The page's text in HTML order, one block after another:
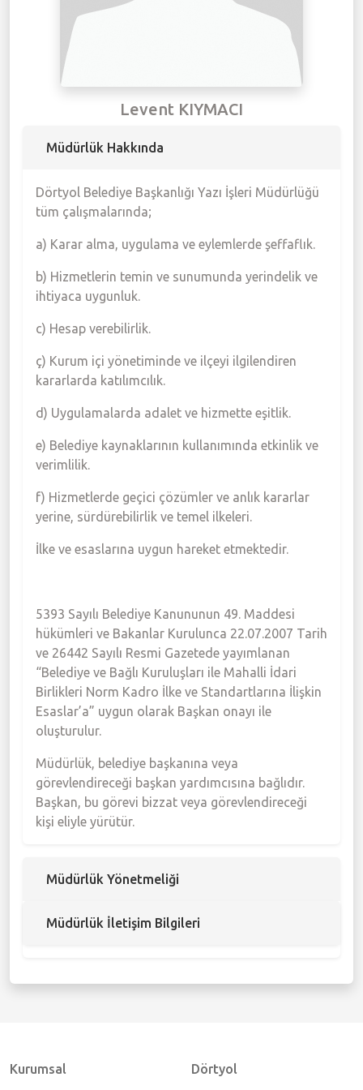
Meclis Gündemi
Muhtarlıklar
Levent KIYMACI
Müdürlük Hakkında
Dörtyol Belediye Başkanlığı Yazı İşleri Müdürlüğü
tüm çalışmalarında;
a) Karar alma, uygulama ve eylemlerde şeffaflık.
b) Hizmetlerin temin ve sunumunda yerindelik ve
ihtiyaca uygunluk.
c) Hesap verebilirlik.
ç) Kurum içi yönetiminde ve ilçeyi ilgilendiren
kararlarda katılımcılık.
d) Uygulamalarda adalet ve hizmette eşitlik.
e) Belediye kaynaklarının kullanımında etkinlik ve
verimlilik.
f) Hizmetlerde geçici çözümler ve anlık kararlar
yerine, sürdürebilirlik ve temel ilkeleri.
İlke ve esaslarına uygun hareket etmektedir.
5393 Sayılı Belediye Kanununun 49. Maddesi
hükümleri ve Bakanlar Kurulunca 22.07.2007 Tarih
ve 26442 Sayılı Resmi Gazetede yayımlanan
“Belediye ve Bağlı Kuruluşları ile Mahalli İdari
Birlikleri Norm Kadro İlke ve Standartlarına İlişkin
Esaslar’a” uygun olarak Başkan onayı ile
oluşturulur.
Müdürlük, belediye başkanına veya
görevlendireceği başkan yardımcısına bağlıdır.
Başkan, bu görevi bizzat veya görevlendireceği
kişi eliyle yürütür.
Müdürlük Yönetmeliği
Müdürlük İletişim Bilgileri
Kurumsal Dörtyol